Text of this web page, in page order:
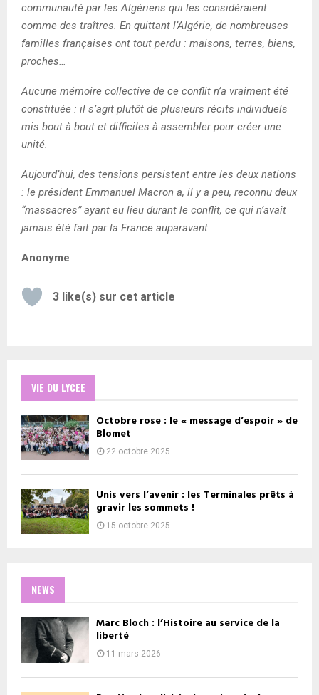
communauté par les Algériens qui les considéraient
comme des traîtres. En quittant l’Algérie, de nombreuses
familles françaises ont tout perdu : maisons, terres, biens,
proches…
Aucune mémoire collective de ce conflit n’a vraiment été
constituée : il s’agit plutôt de plusieurs récits individuels
mis bout à bout et difficiles à assembler pour créer une
unité.
Aujourd’hui, des tensions persistent entre les deux nations
: le président Emmanuel Macron a, il y a peu, reconnu deux
“massacres” ayant eu lieu durant le conflit, ce qui n’avait
jamais été fait par la France auparavant.
Anonyme
3 like(s) sur cet article
VIE DU LYCEE
Octobre rose : le « message d’espoir » de
Blomet
22 octobre 2025
Unis vers l’avenir : les Terminales prêts à
gravir les sommets !
15 octobre 2025
NEWS
Marc Bloch : l’Histoire au service de la
liberté
11 mars 2026